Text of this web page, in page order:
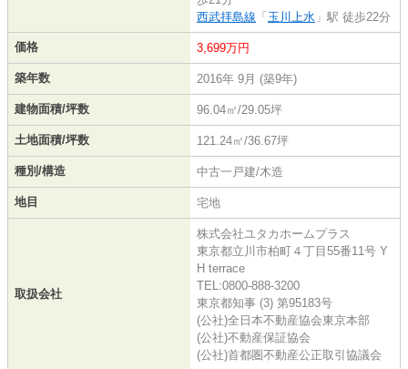
西武拝島線 「 玉川上水 」駅 徒歩22分
価格 3,699万円
築年数 2016年 9月 (築9年)
建物面積/坪数 96.04㎡/29.05坪
土地面積/坪数 121.24㎡/36.67坪
種別/構造 中古一戸建/木造
地目 宅地
取扱会社
株式会社ユタカホームプラス
東京都立川市柏町４丁目55番11号 Y
H terrace
TEL:0800-888-3200
東京都知事 (3) 第95183号
(公社)全日本不動産協会東京本部
(公社)不動産保証協会
(公社)首都圏不動産公正取引協議会